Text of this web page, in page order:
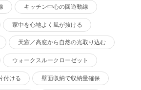
キッチン中心の回遊動線
家中を心地よく風が抜ける
天窓／高窓から自然の光取り込む
ウォークスルークローゼット
付ける 壁面収納で収納量確保